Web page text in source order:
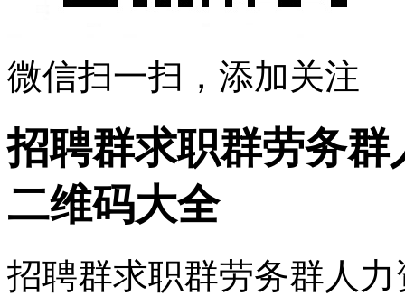
微信扫一扫，添加关注
招聘群求职群劳务
二维码大全
招聘群求职群劳务群人